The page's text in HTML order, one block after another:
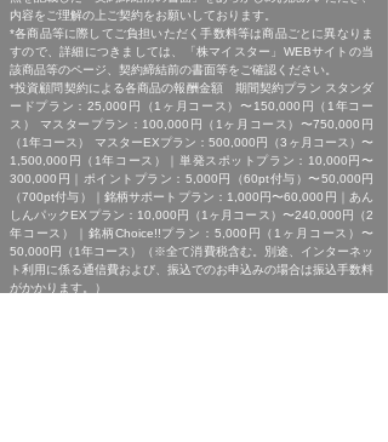
内容をご理解の上ご契約をお願いしております。
*各商品等に際してご負担いただく手数料等は商品ごとに異なりま
すので、詳細につきましては、「株マイスター」WEBサイトの当
該商品等のページ、契約締結前の書面等をご確認ください。
*投資顧問契約による各商品の報酬金額 期間契約プラン スタンダ
ードプラン：25,000円（1ヶ月コース）〜150,000円（1年コー
ス） マスタープラン：100,000円（1ヶ月コース）〜750,000円
（1年コース） マスターEXプラン：500,000円（3ヶ月コース）〜
1,500,000円（1年コース）｜単発スポットプラン：10,000円〜
300,000円｜ポイントプラン：5,000円（60pt付与）〜50,000円
（700pt付与）｜銘柄サポートプラン：1,000円〜60,000円｜あん
しんパックEXプラン：10,000円（1ヶ月コース）〜240,000円（2
年コース）｜銘柄Choice!!プラン：5,000円（1ヶ月コース）〜
50,000円（1年コース）（※全て消費税含む。別途、インターネッ
ト利用に係る通信費および、振込でのお申込みの場合は振込手数料
がかかります。）